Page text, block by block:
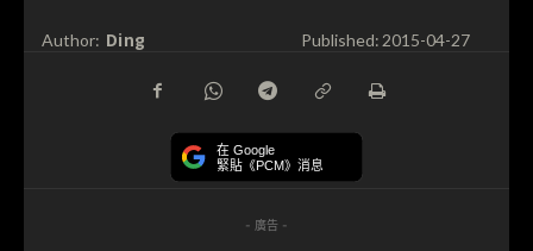
Author: Ding Published:2015-04-27
在 Google
緊貼《PCM》消息
- 廣告 -